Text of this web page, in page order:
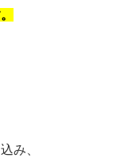
み、